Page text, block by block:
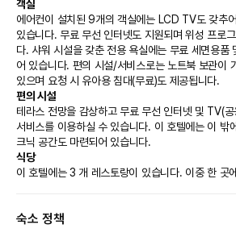
객실
에어컨이 설치된 9개의 객실에는 LCD TV도 갖추
있습니다. 무료 무선 인터넷도 지원되며 위성 프로
다. 샤워 시설을 갖춘 전용 욕실에는 무료 세면용품
어 있습니다. 편의 시설/서비스로는 노트북 보관이
있으며 요청 시 유아용 침대(무료)도 제공됩니다.
편의 시설
테라스 전망을 감상하고 무료 무선 인터넷 및 TV(
서비스를 이용하실 수 있습니다. 이 호텔에는 이 밖
크닉 공간도 마련되어 있습니다.
식당
이 호텔에는 3 개 레스토랑이 있습니다. 이중 한 곳
비즈니스, 기타 편의시설
숙소 정책